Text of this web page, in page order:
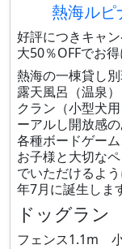
熱海ルピ
好評につきキャ
大50％OFFでお
熱海の一棟貸し
露天風呂（温泉
クラン（小型犬
ーアルし開放感
各種ボードゲー
お子様と大切な
でいただけるよ
年7月に誕生しま
ドッグラン
フェンス1.1m